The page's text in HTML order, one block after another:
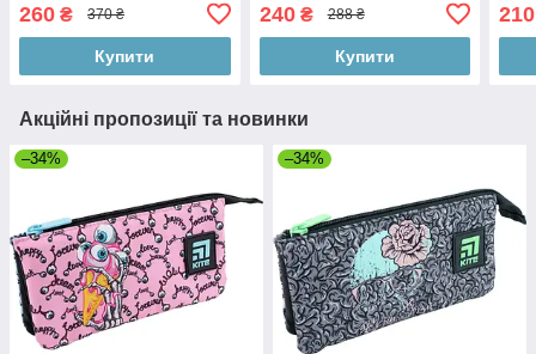
260 ₴ 370 ₴
Купити
240₴ 288 ₴
Купити
210
Акційні пропозиції та новинки
–34% –34%